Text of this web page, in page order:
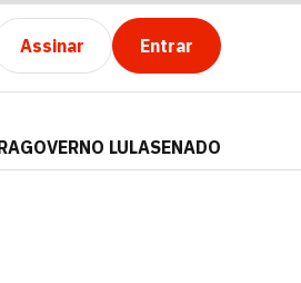
Assinar Entrar
GOVERNO LULASENADO